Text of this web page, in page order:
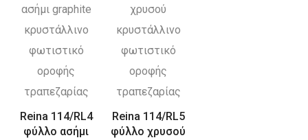
Reina 114/RL4
φύλλο ασήμι
Reina 114/RL5
φύλλο χρυσού